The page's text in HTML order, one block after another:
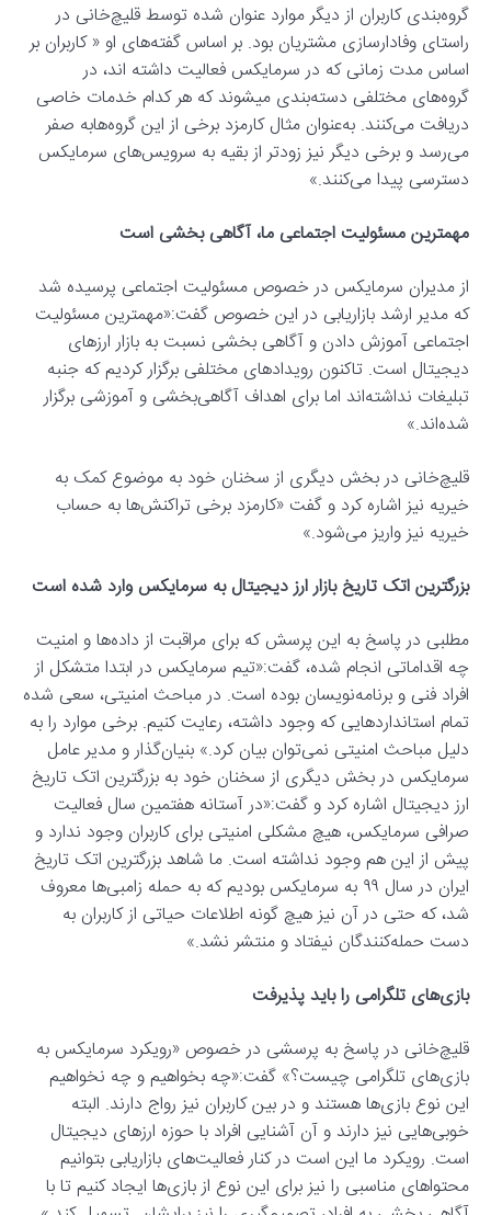
گروه‌بندی کاربران از دیگر موارد عنوان شده توسط قلیچ‌خانی در
راستای وفادارسازی مشتریان بود. بر اساس گفته‌های او « کاربران بر
اساس مدت زمانی که در سرمایکس فعالیت داشته اند، در
گروه‌های مختلفی دسته‌بندی می‎شوند که هر کدام خدمات خاصی
دریافت می‌کنند. به‌عنوان مثال کارمزد برخی از این گروه‌هابه صفر
می‌رسد و برخی دیگر نیز زودتر از بقیه به سرویس‌های سرمایکس
دسترسی پیدا می‌کنند.»
مهمترین مسئولیت اجتماعی ما، آگاهی بخشی است
از مدیران سرمایکس در خصوص مسئولیت اجتماعی پرسیده شد
که مدیر ارشد بازاریابی در این خصوص گفت:«مهمترین مسئولیت
اجتماعی آموزش دادن و آگاهی بخشی نسبت به بازار ارزهای
دیجیتال است. تاکنون رویدادهای مختلفی برگزار کردیم که جنبه
تبلیغات نداشته‌اند اما برای اهداف آگاهی‌بخشی و آموزشی برگزار
شده‌اند.»
قلیچ‌خانی در بخش دیگری از سخنان خود به موضوع کمک به
خیریه نیز اشاره کرد و گفت «کارمزد برخی تراکنش‌ها به حساب
خیریه نیز واریز می‌شود.»
بزرگترین اتک تاریخ بازار ارز دیجیتال به سرمایکس وارد شده است
مطلبی در پاسخ به این پرسش که برای مراقبت از داده‌ها و امنیت
چه اقداماتی انجام شده، گفت:«تیم سرمایکس در ابتدا متشکل از
افراد فنی و برنامه‌نویسان بوده است. در مباحث امنیتی، سعی شده
تمام استانداردهایی که وجود داشته، رعایت کنیم. برخی موارد را به
دلیل مباحث امنیتی نمی‌توان بیان کرد.» بنیان‌گذار و مدیر عامل
سرمایکس در بخش دیگری از سخنان خود به بزرگترین اتک تاریخ
ارز دیجیتال اشاره کرد و گفت:«در آستانه هفتمین سال فعالیت
صرافی سرمایکس، هیچ مشکلی امنیتی برای کاربران وجود ندارد و
پیش از این هم وجود نداشته است. ما شاهد بزرگترین اتک تاریخ
ایران در سال ۹۹ به سرمایکس بودیم که به حمله زامبی‌ها معروف
شد، که حتی در آن نیز هیچ گونه اطلاعات حیاتی از کاربران به
دست حمله‌کنندگان نیفتاد و منتشر نشد.»
بازی‌های تلگرامی را باید پذیرفت
قلیچ‌خانی در پاسخ به پرسشی در خصوص «رویکرد سرمایکس به
بازی‌های تلگرامی چیست؟» گفت:«چه بخواهیم و چه نخواهیم
این نوع بازی‌ها هستند و در بین کاربران نیز رواج دارند. البته
خوبی‌هایی نیز دارند و آن آشنایی افراد با حوزه ارزهای دیجیتال
است. رویکرد ما این است در کنار فعالیت‌های بازاریابی بتوانیم
محتواهای مناسبی را نیز برای این نوع از بازی‌ها ایجاد کنیم تا با